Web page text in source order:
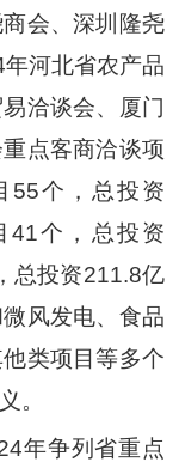
会、深圳隆尧
年河北省农产品
洽谈会、
厦门
点客商洽谈项
55个，总投资
41个 ， 总投资
， 总投资211.8亿
风发电、食品
类项目等多个
。
年争列省重点